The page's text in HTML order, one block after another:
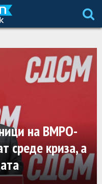
на ВМРО-
среде криза, а